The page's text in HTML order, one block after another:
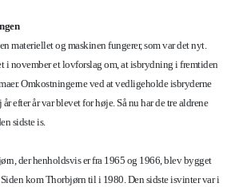
materiellet og maskinen fungerer, som var det nyt.
november et lovforslag om, at isbrydning i fremtiden
Omkostningerne ved at vedligeholde isbryderne
efter år var blevet for høje. Så nu har de tre aldrene
sidste is.
der henholdsvis er fra 1965 og 1966, blev bygget
kom Thorbjørn til i 1980. Den sidste isvinter var i